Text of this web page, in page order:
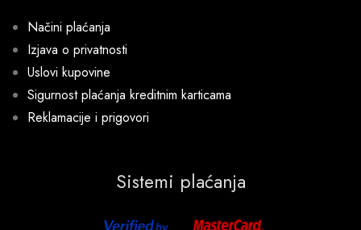
Načini plaćanja
Izjava o privatnosti
Uslovi kupovine
Sigurnost plaćanja kreditnim karticama
Reklamacije i prigovori
Sistemi plaćanja